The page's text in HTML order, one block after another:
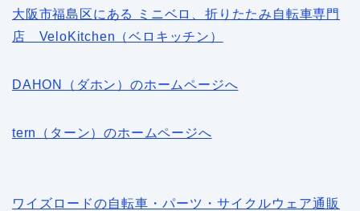
大阪市福島区にある ミニベロ、折りたたみ自転車専門
店 VeloKitchen（ベロキッチン）
DAHON（ダホン）のホームページへ
tern（ターン）のホームページへ
ワイズロードの自転車・パーツ・サイクルウェア通販